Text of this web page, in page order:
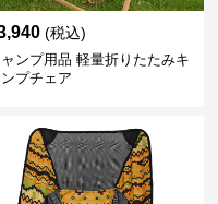
(税込)
ンプ用品 軽量折りたたみキ
ンプチェア